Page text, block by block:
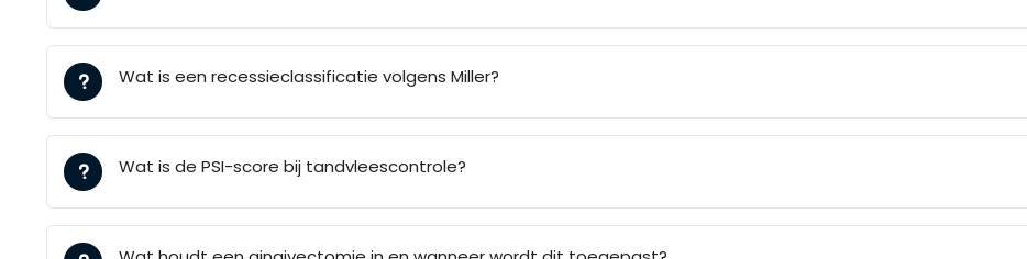
Wat is een recessieclassificatie volgens Miller?
Wat is de PSI-score bij tandvleescontrole?